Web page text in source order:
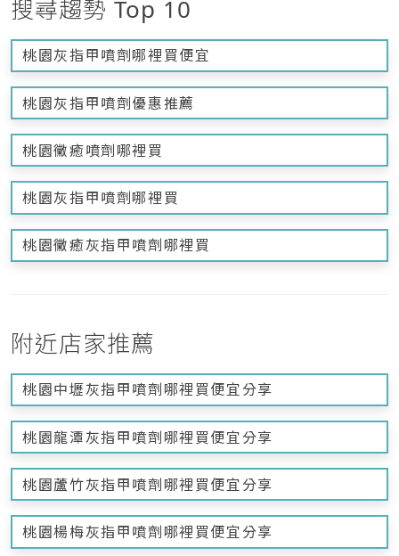
搜尋趨勢 Top 10
桃園灰指甲噴劑哪裡買便宜
桃園灰指甲噴劑優惠推薦
桃園黴癒噴劑哪裡買
桃園灰指甲噴劑哪裡買
桃園黴癒灰指甲噴劑哪裡買
附近店家推薦
桃園中壢灰指甲噴劑哪裡買便宜分享
桃園龍潭灰指甲噴劑哪裡買便宜分享
桃園蘆竹灰指甲噴劑哪裡買便宜分享
桃園楊梅灰指甲噴劑哪裡買便宜分享